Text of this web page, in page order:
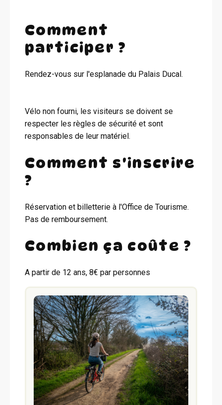
Comment
participer ?
Rendez-vous sur l'esplanade du Palais Ducal.
Vélo non fourni, les visiteurs se doivent se
respecter les règles de sécurité et sont
responsables de leur matériel.
Comment s'inscrire
?
Réservation et billetterie à l'Office de Tourisme.
Pas de remboursement.
Combien ça coûte ?
A partir de 12 ans, 8€ par personnes